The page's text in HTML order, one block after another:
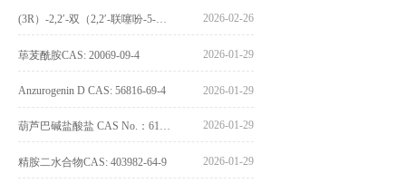
2026-02-26
荜茇酰胺CAS: 20069-09-4 2026-01-29
Anzurogenin D CAS: 56816-69-4 2026-01-29
2026-01-29
精胺二水合物CAS: 403982-64-9 2026-01-29